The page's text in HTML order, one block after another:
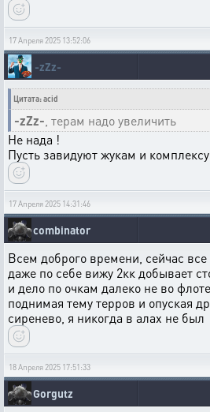
17 Апреля 2025 13:52:06
-zZz-
Цитата: acid
-zZz- , терам надо увеличить
Не нада !
Пусть завидуют жукам и
17 Апреля 2025 14:31:46
combinator
Всем доброго времени, сейчас все
даже по себе вижу 2кк добывает
и дело по очкам далеко не во
поднимая тему терров и опуская
сиренево, я никогда в алах не был
18 Апреля 2025 17:51:33
Gorgutz